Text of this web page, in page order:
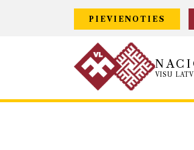
PIEVIENOTIES
VISU